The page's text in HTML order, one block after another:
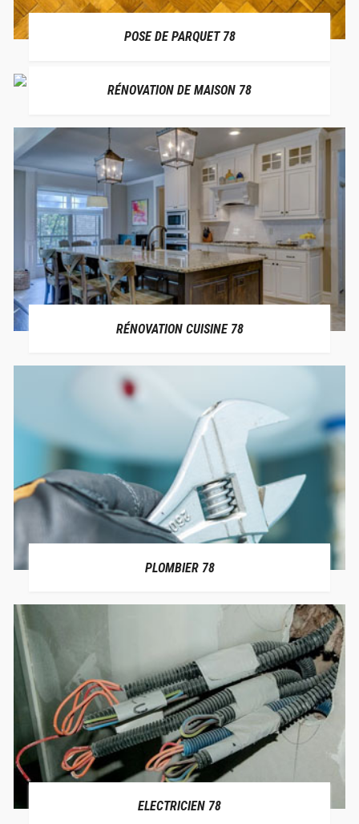
POSE DE PARQUET 78
RÉNOVATION DE MAISON 78
RÉNOVATION CUISINE 78
PLOMBIER 78
ELECTRICIEN 78